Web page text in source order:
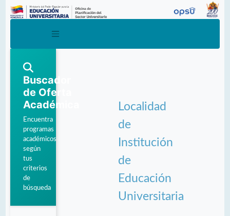
Buscador
de Oferta
Académica
Encuentra
programas
académicos
según
tus
criterios
de
búsqueda
Localidad
de
Institución
de
Educación
Universitaria